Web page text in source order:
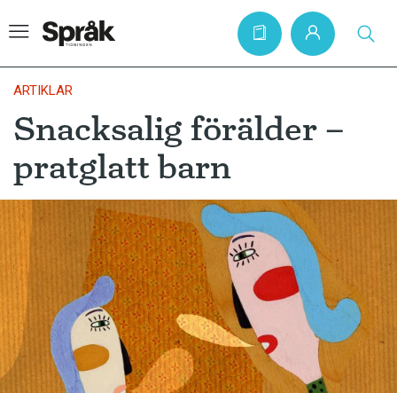
Hem
Artiklar
Språkfrågor
Skrivtips
Bokrecensioner
Kviss
Podden
ARTIKLAR
Snacksalig förälder –
pratglatt barn